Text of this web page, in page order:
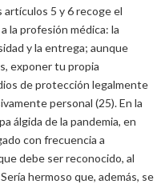
artículos 5 y 6 recoge el
la profesión médica: la
y la entrega; aunque
exponer tu propia
de protección legalmente
personal (25). En la
álgida de la pandemia, en
con frecuencia a
debe ser reconocido, al
hermoso que, además, se